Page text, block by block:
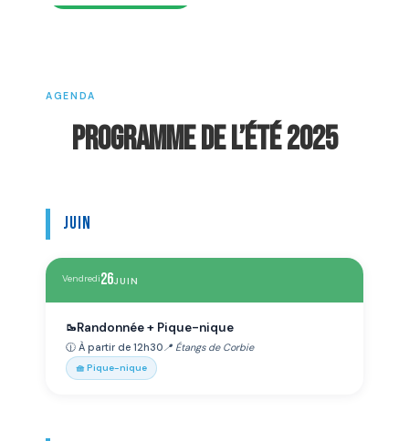
AGENDA
PROGRAMME DE L’ÉTÉ 2025
Juin
Vendredi26JUIN
🥾Randonnée + Pique-nique
🕧 À partir de 12h30📍 Étangs de Corbie
🧺 Pique-nique